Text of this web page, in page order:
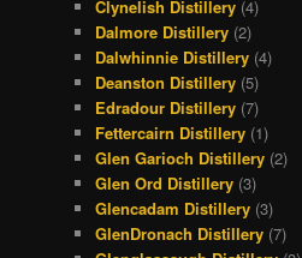
Clynelish Distillery (4)
Dalmore Distillery (2)
Dalwhinnie Distillery (4)
Deanston Distillery (5)
Edradour Distillery (7)
Fettercairn Distillery (1)
Glen Garioch Distillery (2)
Glen Ord Distillery (3)
Glencadam Distillery (3)
GlenDronach Distillery (7)